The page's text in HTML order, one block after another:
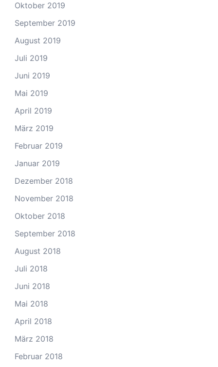
Oktober 2019
September 2019
August 2019
Juli 2019
Juni 2019
Mai 2019
April 2019
März 2019
Februar 2019
Januar 2019
Dezember 2018
November 2018
Oktober 2018
September 2018
August 2018
Juli 2018
Juni 2018
Mai 2018
April 2018
März 2018
Februar 2018